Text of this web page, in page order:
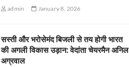
admin January 8, 2026
सस्ती और भरोसेमंद बिजली से तय होगी भारत
की अगली विकास उड़ान: वेदांता चेयरमैन अनिल
अग्रवाल